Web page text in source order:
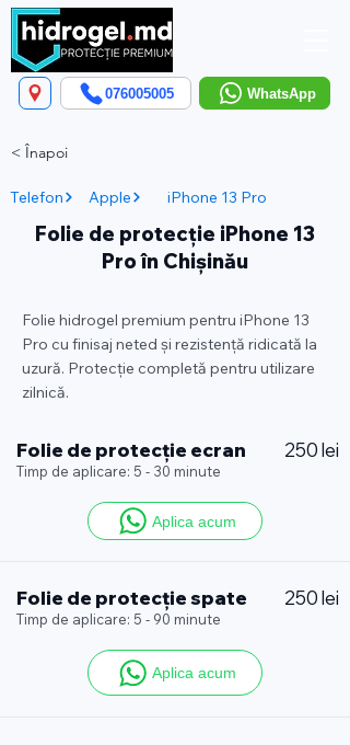
WhatsApp
076005005
< Înapoi
Telefon Apple iPhone 13 Pro
Folie de protecție iPhone 13
Pro în Chișinău
Folie hidrogel premium pentru iPhone 13
Pro cu finisaj neted și rezistență ridicată la
uzură. Protecție completă pentru utilizare
zilnică.
Folie de protecție ecran 250 lei
Timp de aplicare: 5 - 30 minute
Aplica acum
Folie de protecție spate 250 lei
Timp de aplicare: 5 - 90 minute
Aplica acum